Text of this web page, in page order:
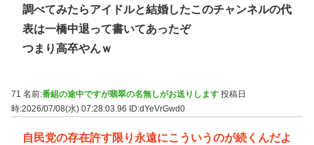
調べてみたらアイドルと結婚したこのチャンネルの代
表は一橋中退って書いてあったぞ
つまり高卒やんｗ
71 名前:番組の途中ですが翡翠の名無しがお送りします 投稿日
時:2026/07/08(水) 07:28:03.96
ID:dYeVrGwd0
自民党の存在許す限り永遠にこういうのが続くんだよ